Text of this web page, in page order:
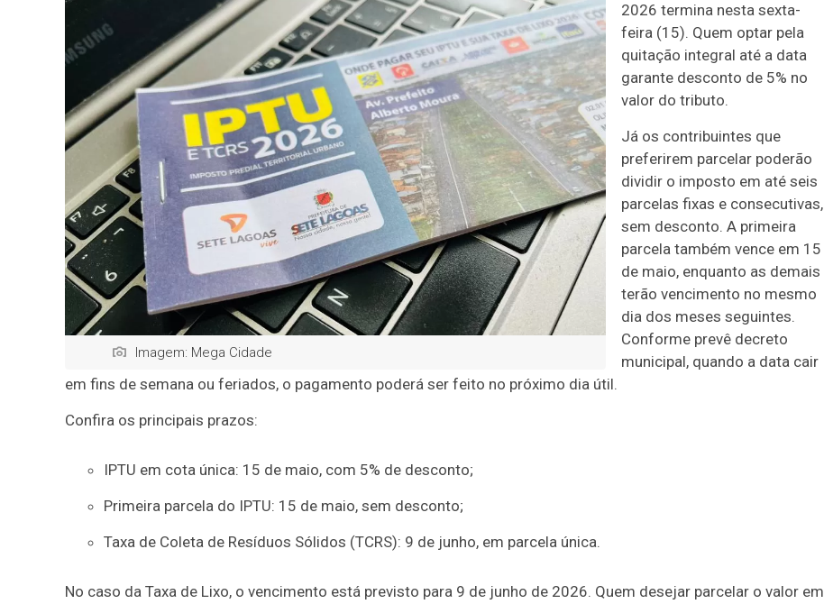
Imagem: Mega Cidade
2026 termina nesta sexta-
feira (15). Quem optar pela
quitação integral até a data
garante desconto de 5% no
valor do tributo.
Já os contribuintes que
preferirem parcelar poderão
dividir o imposto em até seis
parcelas fixas e consecutivas,
sem desconto. A primeira
parcela também vence em 15
de maio, enquanto as demais
terão vencimento no mesmo
dia dos meses seguintes.
Conforme prevê decreto
municipal, quando a data cair
em fins de semana ou feriados, o pagamento poderá ser feito no próximo dia útil.
Confira os principais prazos:
IPTU em cota única: 15 de maio, com 5% de desconto;
Primeira parcela do IPTU: 15 de maio, sem desconto;
Taxa de Coleta de Resíduos Sólidos (TCRS): 9 de junho, em parcela única.
No caso da Taxa de Lixo, o vencimento está previsto para 9 de junho de 2026. Quem desejar parcelar o valor em